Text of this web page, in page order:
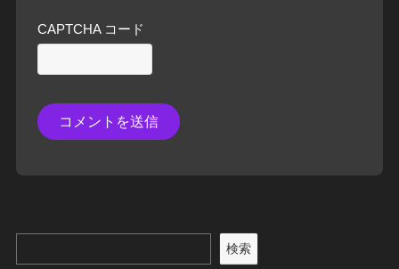
CAPTCHA コード
検索